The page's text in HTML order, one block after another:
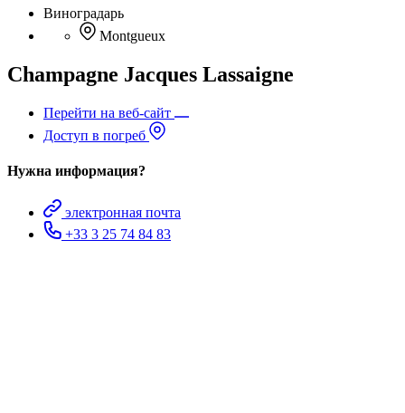
Виноградарь
Montgueux
Champagne Jacques Lassaigne
Перейти на веб-сайт
Доступ в погреб
Нужна информация?
электронная почта
+33 3 25 74 84 83